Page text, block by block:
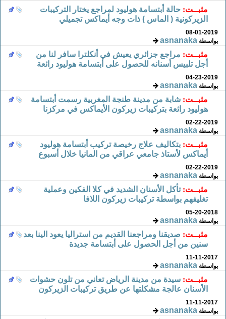
مثبــت: حالة أبتسامة هوليود لمراجع يختار التركيبات
الزيركونية ( الماس ) ذات وجه أيماكس تجميلي
08-01-2019
بواسطةasnanaka
مثبــت: مراجع جزائري يعيش في أنكلترا سافر لنا من
أجل تلبيس أسنانه للحصول على أبتسامة هوليود رائعة
04-23-2019
بواسطةasnanaka
مثبــت: شابة من مدينة طنجة المغربية رسمت أبتسامة
هوليود رائعة بتركيبات زيركون الأيماكس في مركزنا
02-22-2019
بواسطةasnanaka
مثبــت: بتكاليف علاج رخيصة تركيب أبتسامة هوليود
أيماكس لأستاذ جامعي عراقي من المانيا خلال أسبوع
02-22-2019
بواسطةasnanaka
مثبــت: تأكل الأسنان الشديد في كلا الفكين وعملية
تغليفهم بواسطة تركيبات زيركون اللافا
05-20-2018
بواسطةasnanaka
مثبــت: صديقنا ومراجعنا القديم من استراليا يعود الينا بعد
سنين من أجل الحصول على أبتسامة جديدة
11-11-2017
بواسطةasnanaka
مثبــت: سيدة من مدينة الرياض تعاني من تلون حشوات
الأسنان عالجة مشكلتها عن طريق تركيبات الزيركون
11-11-2017
بواسطةasnanaka